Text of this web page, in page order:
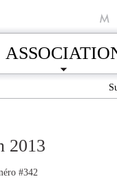
M
2013
#342